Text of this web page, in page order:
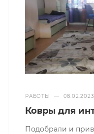
РАБОТЫ — 08.02.2023
Ковры для
Подобрали и